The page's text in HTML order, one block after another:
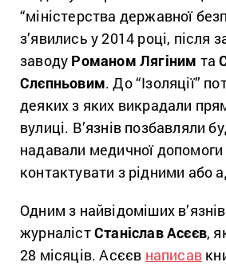
“міністерства державної
з’явились у 2014 році, після
заводу Романом Лягіним та
Слєпньовим. До “Ізоляції”
деяких з яких викрадали
вулиці. В’язнів позбавляли
надавали медичної
контактувати з рідними або
Одним з найвідоміших в’язнів
журналістСтаніслав Асєєв,
28 місяців. Асєєв написав